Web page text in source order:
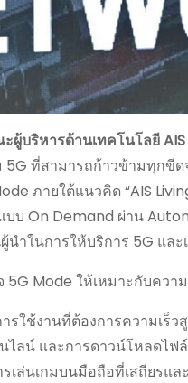
ผู้บริหารด้านเทคโนโลยีAIS
5G ที่สามารถก้าวข้ามทุก
ภายใต้แนวคิด “AIS
บบ On Demand ผ่าน
นำในการให้บริการ 5G แ
5G Mode ให้เหมาะกับควา
รใช้งานที่ต้องการความเ
ไลน์ และการดาวน์โหลดไ
เล่นเกมบนมือถือที่เสถียรแล